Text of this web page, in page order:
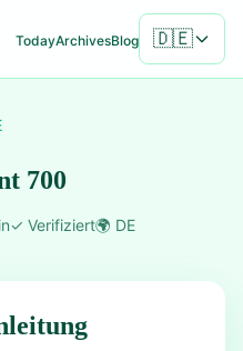
TodayArchivesBlog 🇩🇪
700
✓ Verifiziert🌍 DE